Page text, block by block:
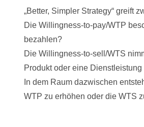
„Better, Simpler Strategy“ greift
Die Willingness-to-pay/WTP
bezahlen?
Die Willingness-to-sell/WTS
Produkt oder eine
In dem Raum dazwischen
WTP zu erhöhen oder die WTS